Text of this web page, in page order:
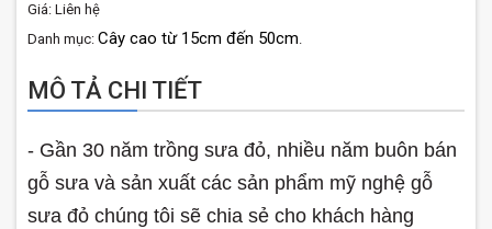
Giá: Liên hệ
Danh mục: Cây cao từ 15cm đến 50cm.
MÔ TẢ CHI TIẾT
- Gần 30 năm trồng sưa đỏ, nhiều năm buôn bán
gỗ sưa và sản xuất các sản phẩm mỹ nghệ gỗ
sưa đỏ chúng tôi sẽ chia sẻ cho khách hàng